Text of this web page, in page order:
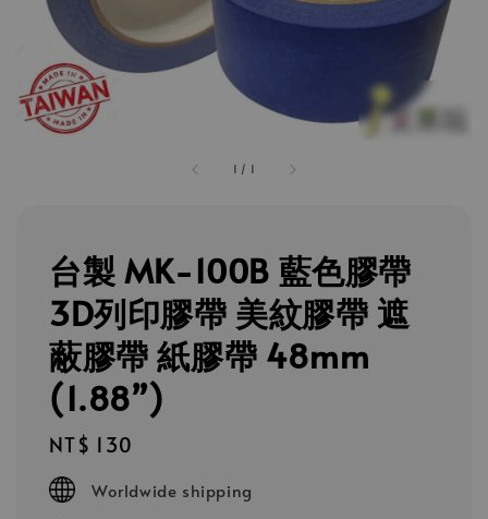
1 / 1
台製 MK-100B 藍色膠帶
3D列印膠帶 美紋膠帶 遮
蔽膠帶 紙膠帶 48mm
(1.88”)
Regular
price
NT$ 130
Worldwide shipping